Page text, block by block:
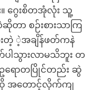
။ ဂွေးစိတအုံလုံး သူ့
ာ စဉ်းစားသာကြ
တဲ့ ဲ့အချိန်ဖတ်ကနဲ
ါသွားလာမသိဘူး တ
ရောတပြိုင်တည်း ဆွဲ
အတောင့်လိုက်ကျ